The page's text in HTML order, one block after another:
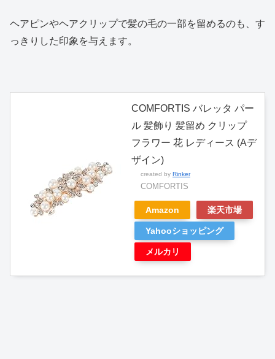
ヘアピンやヘアクリップで髪の毛の一部を留めるのも、す
っきりした印象を与えます。
COMFORTIS バレッタ パー
ル 髪飾り 髪留め クリップ
フラワー 花 レディース (Aデ
ザイン)
created by Rinker
COMFORTIS
Amazon 楽天市場
Yahooショッピング
メルカリ